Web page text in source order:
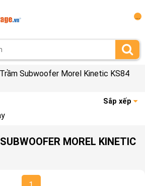
Subwoofer Morel Kinetic KS84
Sắp xếp
MOREL KINETIC